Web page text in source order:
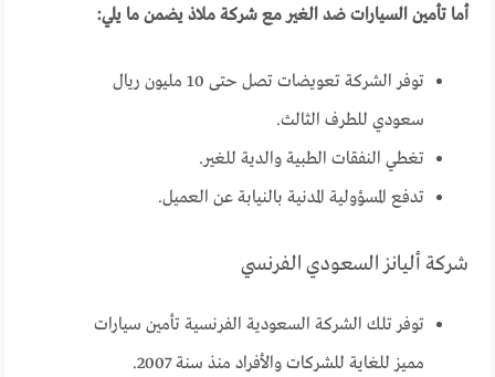
أما تأمين السيارات ضد الغير مع شركة ملاذ يضمن ما يلي:
توفر الشركة تعويضات تصل حتى 10 مليون ريال
سعودي للطرف الثالث.
تغطي النفقات الطبية والدية للغير.
تدفع المسؤولية المدنية بالنيابة عن العميل.
شركة أليانز السعودي الفرنسي
توفر تلك الشركة السعودية الفرنسية تأمين سيارات
مميز للغاية للشركات والأفراد منذ سنة 2007.